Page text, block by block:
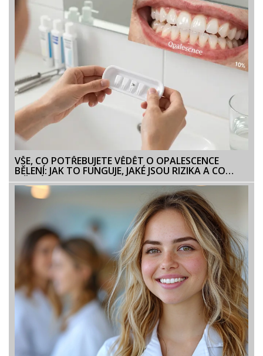
VŠE, CO POTŘEBUJETE VĚDĚT O OPALESCENCE
BĚLENÍ: JAK TO FUNGUJE, JAKÉ JSOU RIZIKA A CO
OČEKÁVAT